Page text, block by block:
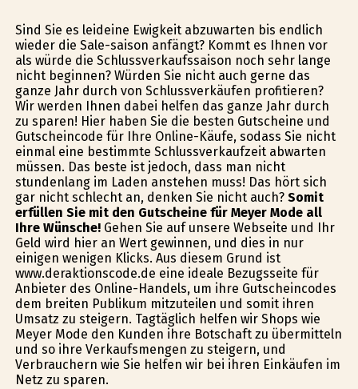
Sind Sie es leideine Ewigkeit abzuwarten bis endlich
wieder die Sale-saison anfängt? Kommt es Ihnen vor
als würde die Schlussverkaufssaison noch sehr lange
nicht beginnen? Würden Sie nicht auch gerne das
ganze Jahr durch von Schlussverkäufen profitieren?
Wir werden Ihnen dabei helfen das ganze Jahr durch
zu sparen! Hier haben Sie die besten Gutscheine und
Gutscheincode für Ihre Online-Käufe, sodass Sie nicht
einmal eine bestimmte Schlussverkaufzeit abwarten
müssen. Das beste ist jedoch, dass man nicht
stundenlang im Laden anstehen muss! Das hört sich
gar nicht schlecht an, denken Sie nicht auch? Somit
erfüllen Sie mit den Gutscheine für Meyer Mode all
Ihre Wünsche!Gehen Sie auf unsere Webseite und Ihr
Geld wird hier an Wert gewinnen, und dies in nur
einigen wenigen Klicks. Aus diesem Grund ist
www.deraktionscode.de eine ideale Bezugsseite für
Anbieter des Online-Handels, um ihre Gutscheincodes
dem breiten Publikum mitzuteilen und somit ihren
Umsatz zu steigern. Tagtäglich helfen wir Shops wie
Meyer Mode den Kunden ihre Botschaft zu übermitteln
und so ihre Verkaufsmengen zu steigern, und
Verbrauchern wie Sie helfen wir bei ihren Einkäufen im
Netz zu sparen.